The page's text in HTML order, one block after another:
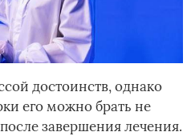
достоинств, однако
его можно брать не
завершения лечения.